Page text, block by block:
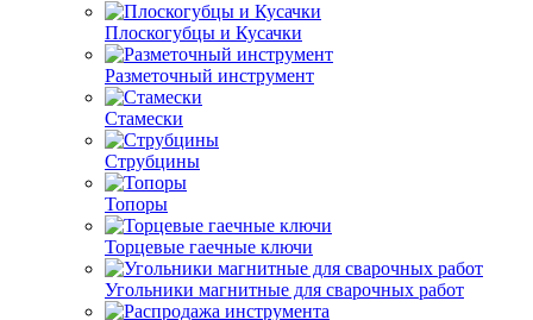
Плоскогубцы и Кусачки
Разметочный инструмент
Стамески
Струбцины
Топоры
Торцевые гаечные ключи
Угольники магнитные для сварочных работ